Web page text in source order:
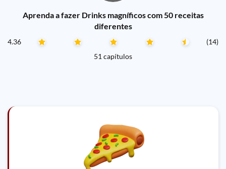
Aprenda a fazer Drinks magníficos com 50 receitas
diferentes
4.36
(14)
51 capítulos